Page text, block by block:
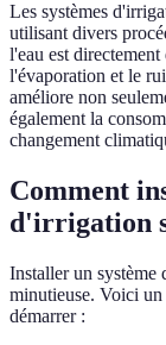
Les systèmes
utilisant divers
l'eau est
l'évaporation et le
améliore non
également la
changement
Comment
d'irrigation
Installer un
minutieuse. Voici un
démarrer :